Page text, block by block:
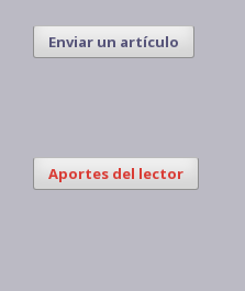
Enviar un artículo
Aportes del lector